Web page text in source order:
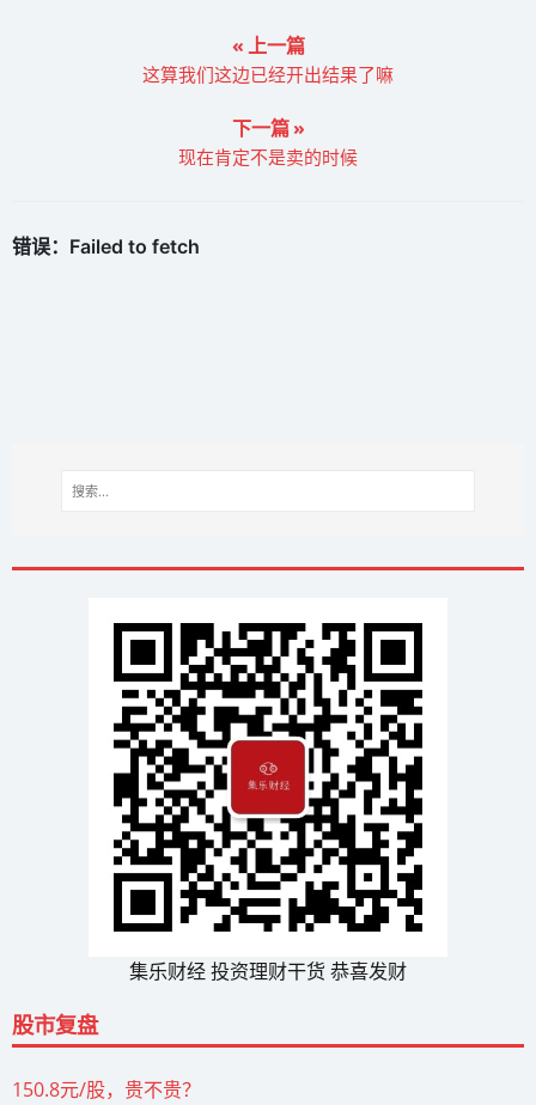
« 上一篇
这算我们这边已经开出结果了嘛
下一篇 »
现在肯定不是卖的时候
集乐财经 投资理财干货 恭喜发财
股市复盘
150.8元/股，贵不贵？